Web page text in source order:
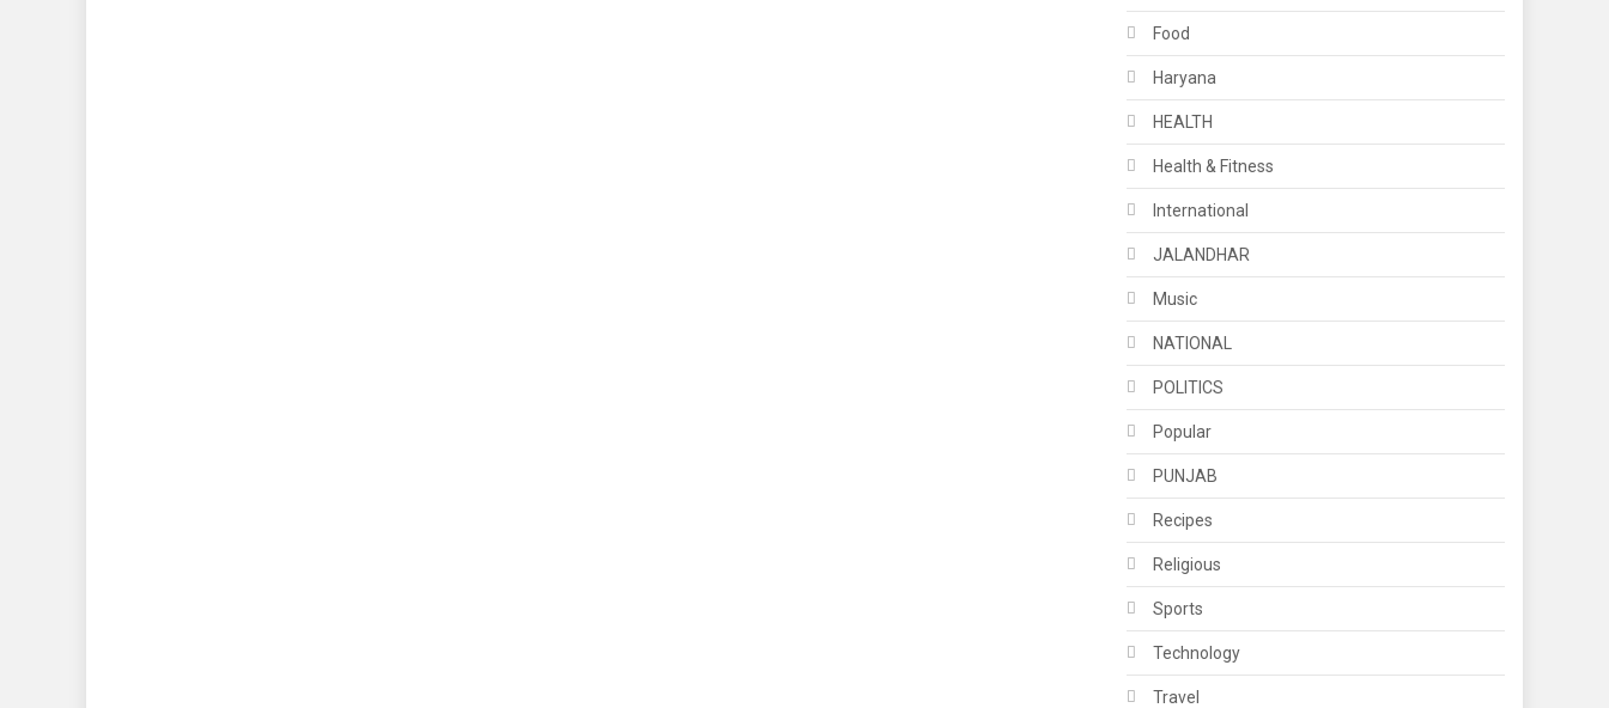
Food
Haryana
HEALTH
Health & Fitness
International
JALANDHAR
Music
NATIONAL
POLITICS
Popular
PUNJAB
Recipes
Religious
Sports
Technology
Travel